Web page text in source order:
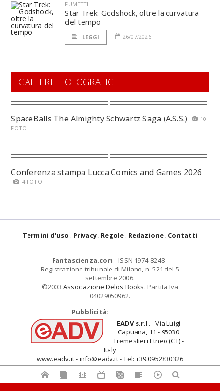
FUMETTI
Star Trek: Godshock, oltre la curvatura
del tempo
LEGGI 26/07/2026
GALLERIE FOTOGRAFICHE
SpaceBalls The Almighty Schwartz Saga (A.S.S.)
10
FOTO
Conferenza stampa Lucca Comics and Games 2026
4 FOTO
Termini d'uso Privacy Regole Redazione Contatti
Fantascienza.com - ISSN 1974-8248 -
Registrazione tribunale di Milano, n. 521 del 5
settembre 2006.
©2003 Associazione Delos Books. Partita Iva
04029050962.
Pubblicità:
EADV s.r.l. - Via Luigi
Capuana, 11 - 95030
Tremestieri Etneo (CT) -
Italy
www.eadv.it - info@eadv.it - Tel: +39.0952830326